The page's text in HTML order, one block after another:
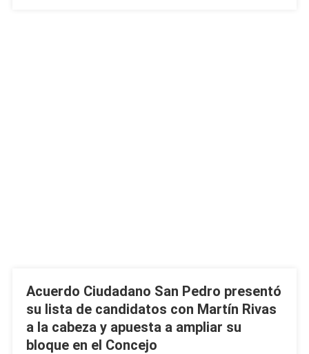
Acuerdo Ciudadano San Pedro presentó
su lista de candidatos con Martín Rivas
a la cabeza y apuesta a ampliar su
bloque en el Concejo